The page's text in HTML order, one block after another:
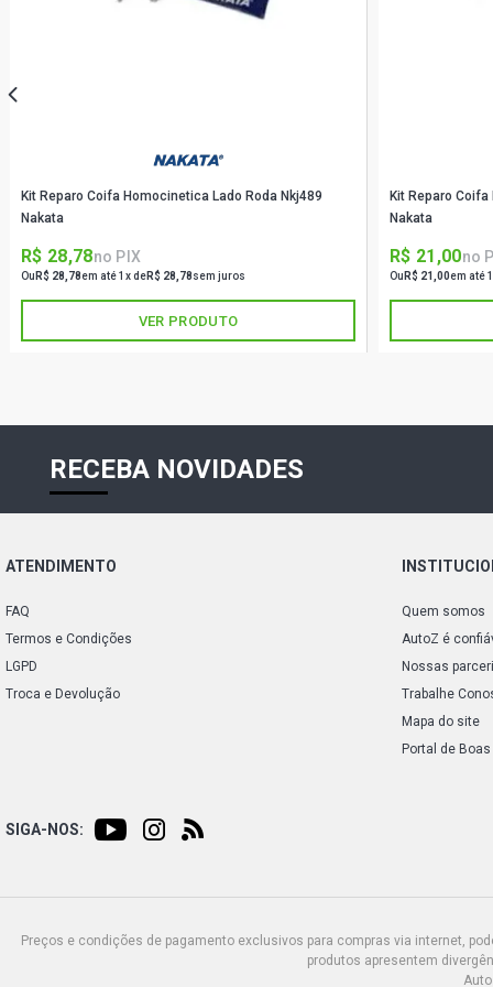
Kit Reparo Coifa Homocinetica Lado Roda Nkj489
Nakata
R$ 28,78no PIX
Ou R$ 28,78em até 1x deR$ 28,78sem juros
VER PRODUTO
Kit Reparo
Nakata
R$ 21,00no
Ou R$ 21,00em até
RECEBA NOVIDADES
ATENDIMENTO
FAQ
Termos e Condições
LGPD
Troca e Devolução
Quem somos
AutoZ é
Nossas
Trabalhe
Mapa do site
Portal de
SIGA-NOS:
Preços e condições de pagamento exclusivos para compras via internet,
produtos apresentem